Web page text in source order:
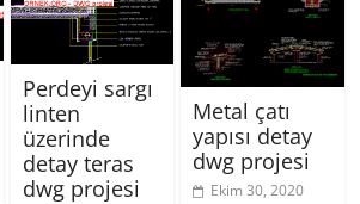
Perdeyi sargı
linten
üzerinde
detay teras
dwg projesi
Metal çatı
yapısı detay
dwg projesi
Ekim 30, 2020